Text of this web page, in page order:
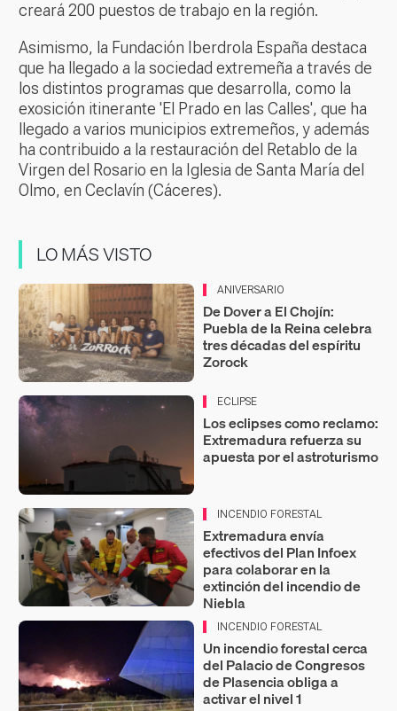
creará 200 puestos de trabajo en la región.
Asimismo, la Fundación Iberdrola España destaca
que ha llegado a la sociedad extremeña a través de
los distintos programas que desarrolla, como la
exosición itinerante 'El Prado en las Calles', que ha
llegado a varios municipios extremeños, y además
ha contribuido a la restauración del Retablo de la
Virgen del Rosario en la Iglesia de Santa María del
Olmo, en Ceclavín (Cáceres).
LO MÁS VISTO
ANIVERSARIO
De Dover a El Chojín:
Puebla de la Reina celebra
tres décadas del espíritu
Zorock
ECLIPSE
Los eclipses como reclamo:
Extremadura refuerza su
apuesta por el astroturismo
INCENDIO FORESTAL
Extremadura envía
efectivos del Plan Infoex
para colaborar en la
extinción del incendio de
Niebla
INCENDIO FORESTAL
Un incendio forestal cerca
del Palacio de Congresos
de Plasencia obliga a
activar el nivel 1